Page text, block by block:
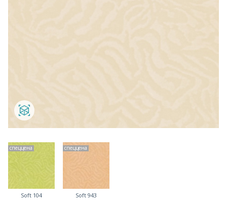
спеццена
Soft 104
спеццена
Soft 943